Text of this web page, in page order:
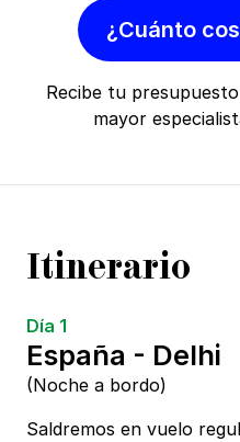
¿Cuánto
Recibe tu
mayor
Itinerario
Día 1
España - Delhi
(Noche a bordo)
Saldremos en vuelo